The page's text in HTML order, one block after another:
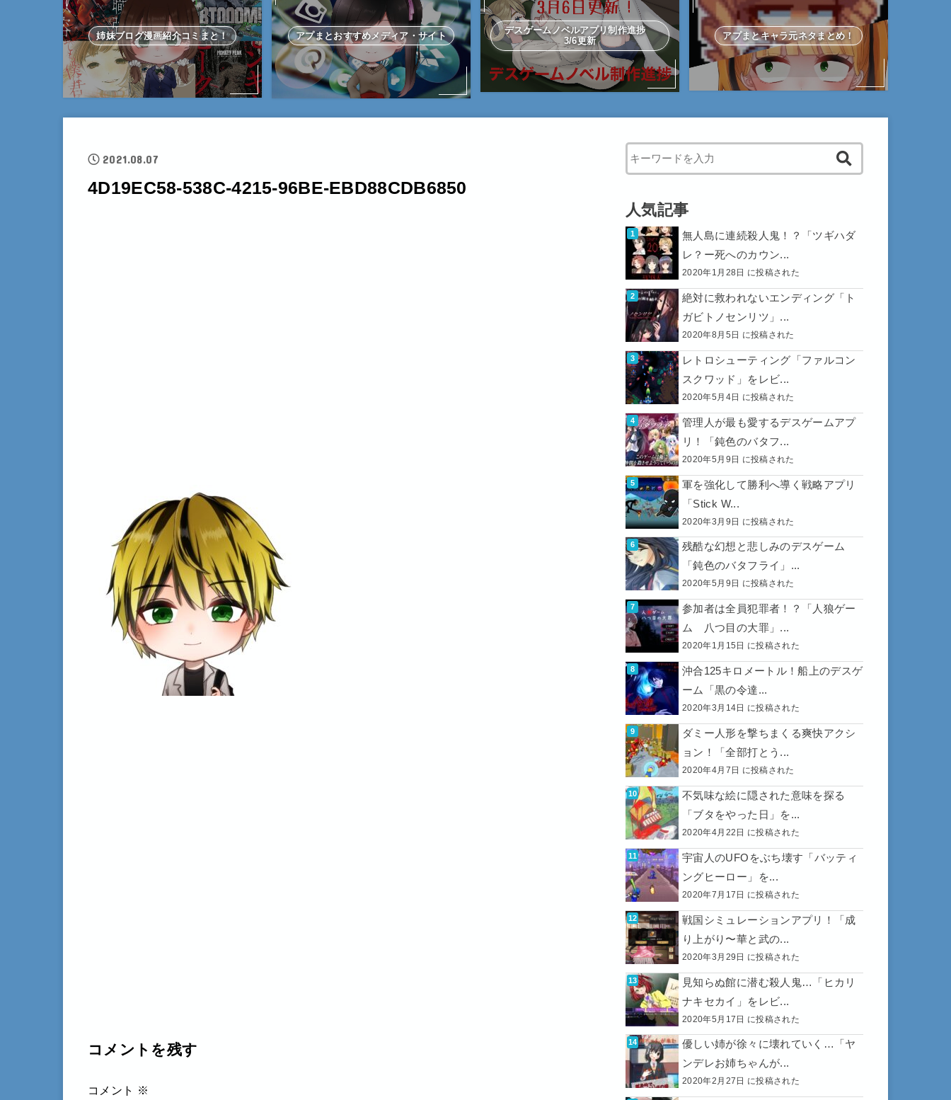
姉妹ブログ漫画紹介コミまと！ アプまとおすすめメディア・サイト
デスゲームノベルアプリ制作進捗
3/6更新
アプまとキャラ元ネタまとめ！
2021.08.07
4D19EC58-538C-4215-96BE-EBD88CDB6850
コメントを残す
コメント ※
When autocomplete results are available use up and down
人気記事
無人島に連続殺人鬼！？「ツギハダ
レ？ー死へのカウン...
2020年1月28日 に投稿された
絶対に救われないエンディング「ト
ガビトノセンリツ」...
2020年8月5日 に投稿された
レトロシューティング「ファルコン
スクワッド」をレビ...
2020年5月4日 に投稿された
管理人が最も愛するデスゲームアプ
リ！「鈍色のバタフ...
2020年5月9日 に投稿された
軍を強化して勝利へ導く戦略アプリ
「Stick W...
2020年3月9日 に投稿された
残酷な幻想と悲しみのデスゲーム
「鈍色のバタフライ」...
2020年5月9日 に投稿された
参加者は全員犯罪者！？「人狼ゲー
ム 八つ目の大罪」...
2020年1月15日 に投稿された
沖合125キロメートル！船上のデスゲ
ーム「黒の令達...
2020年3月14日 に投稿された
ダミー人形を撃ちまくる爽快アクシ
ョン！「全部打とう...
2020年4月7日 に投稿された
不気味な絵に隠された意味を探る
「ブタをやった日」を...
2020年4月22日 に投稿された
宇宙人のUFOをぶち壊す「バッティ
ングヒーロー」を...
2020年7月17日 に投稿された
戦国シミュレーションアプリ！「成
り上がり〜華と武の...
2020年3月29日 に投稿された
見知らぬ館に潜む殺人鬼…「ヒカリ
ナキセカイ」をレビ...
2020年5月17日 に投稿された
優しい姉が徐々に壊れていく…「ヤ
ンデレお姉ちゃんが...
2020年2月27日 に投稿された